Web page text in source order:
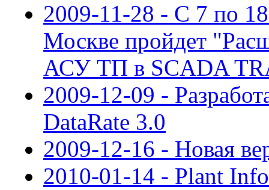
2009-11-28 - С 7 по 18
Москве пройдет
АСУ ТП в SCADA
2009-12-09 -
DataRate 3.0
2009-12-16 - Новая
2010-01-14 - Plant